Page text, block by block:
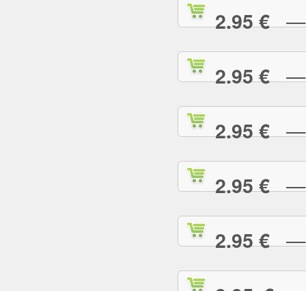
2.95 €—
2.95 €—
2.95 €—
2.95 €—
2.95 €—